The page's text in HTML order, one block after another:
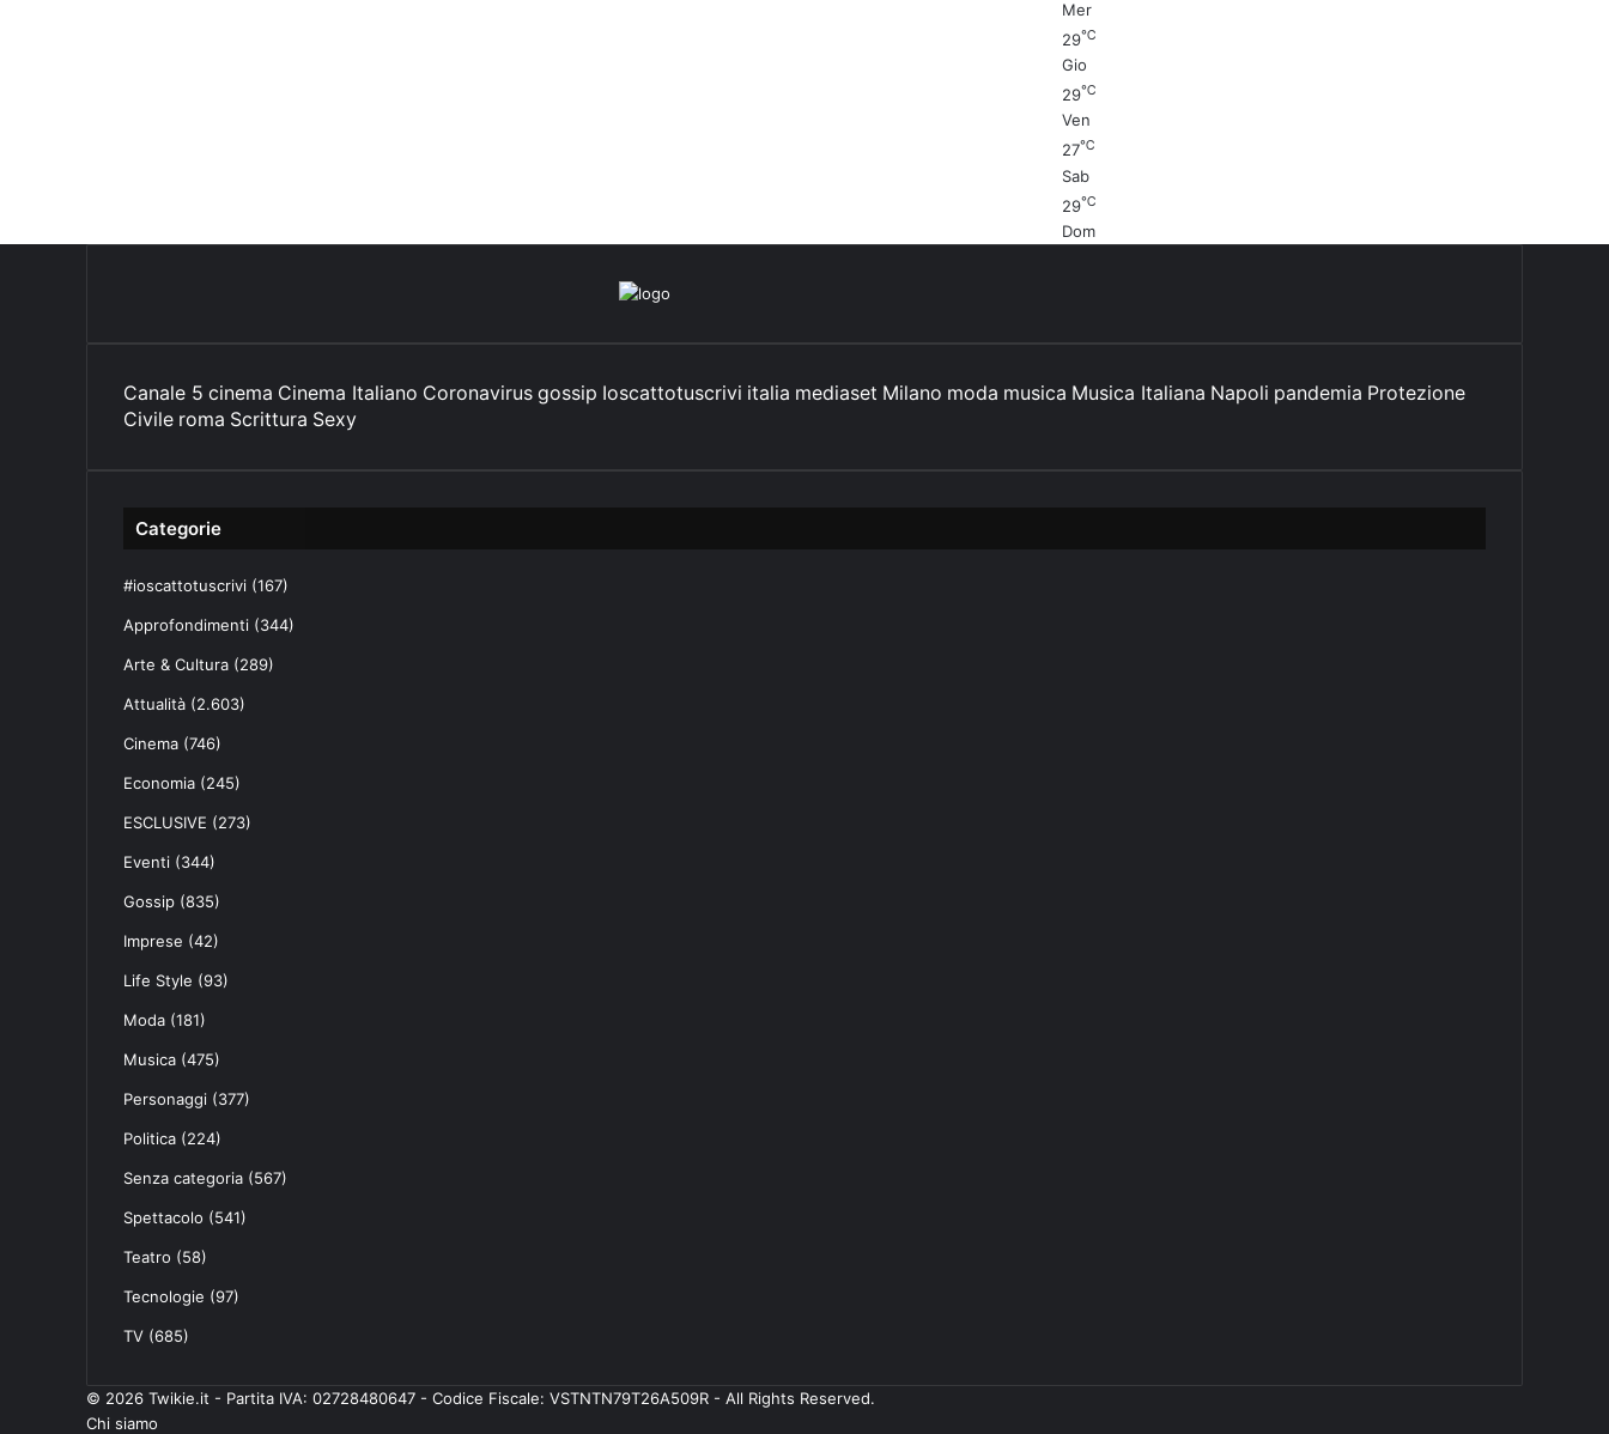
Mer
29℃
Gio
29℃
Ven
27℃
Sab
29℃
Dom
Canale 5 cinema Cinema Italiano Coronavirus gossip Ioscattotuscrivi italia mediaset Milano moda musica Musica Italiana Napoli pandemia Protezione
Civile roma Scrittura Sexy
Categorie
#ioscattotuscrivi (167)
Approfondimenti (344)
Arte & Cultura (289)
Attualità (2.603)
Cinema (746)
Economia (245)
ESCLUSIVE (273)
Eventi (344)
Gossip (835)
Imprese (42)
Life Style (93)
Moda (181)
Musica (475)
Personaggi (377)
Politica (224)
Senza categoria (567)
Spettacolo (541)
Teatro (58)
Tecnologie (97)
TV (685)
© 2026 Twikie.it - Partita IVA: 02728480647 - Codice Fiscale: VSTNTN79T26A509R - All Rights Reserved.
Chi siamo